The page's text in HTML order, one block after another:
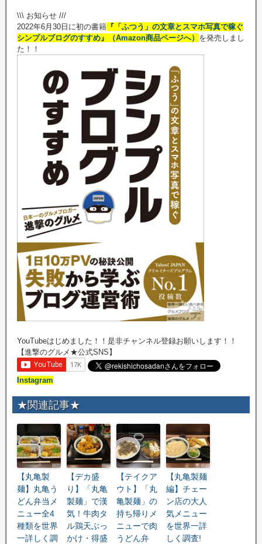
\\\ お知らせ ///
2022年6月30日に初の書籍 『「ふつう」の文章とスマホ写真で稼ぐ
シンプルブログのすすめ』（Amazon商品ページへ） を発売しまし
た！！
YouTubeはじめました！！是非チャンネル登録お願いします！！
【進撃のグルメ★公式SNS】
Instagram
★関連記事★
【丸亀製
麺】丸亀う
どん弁当メ
ニュー全4
種類を世界
一詳しく調
【デカ盛
り】「丸亀
製麺」で漢
気！牛肉タ
ル鶏天ぶっ
かけ・得盛
【テイクア
ウト】「丸
亀製麺」の
持ち帰りメ
ニューで肉
うどん弁
【丸亀製麺
編】チェー
ン店の大人
気メニュー
を世界一詳
しく調査!